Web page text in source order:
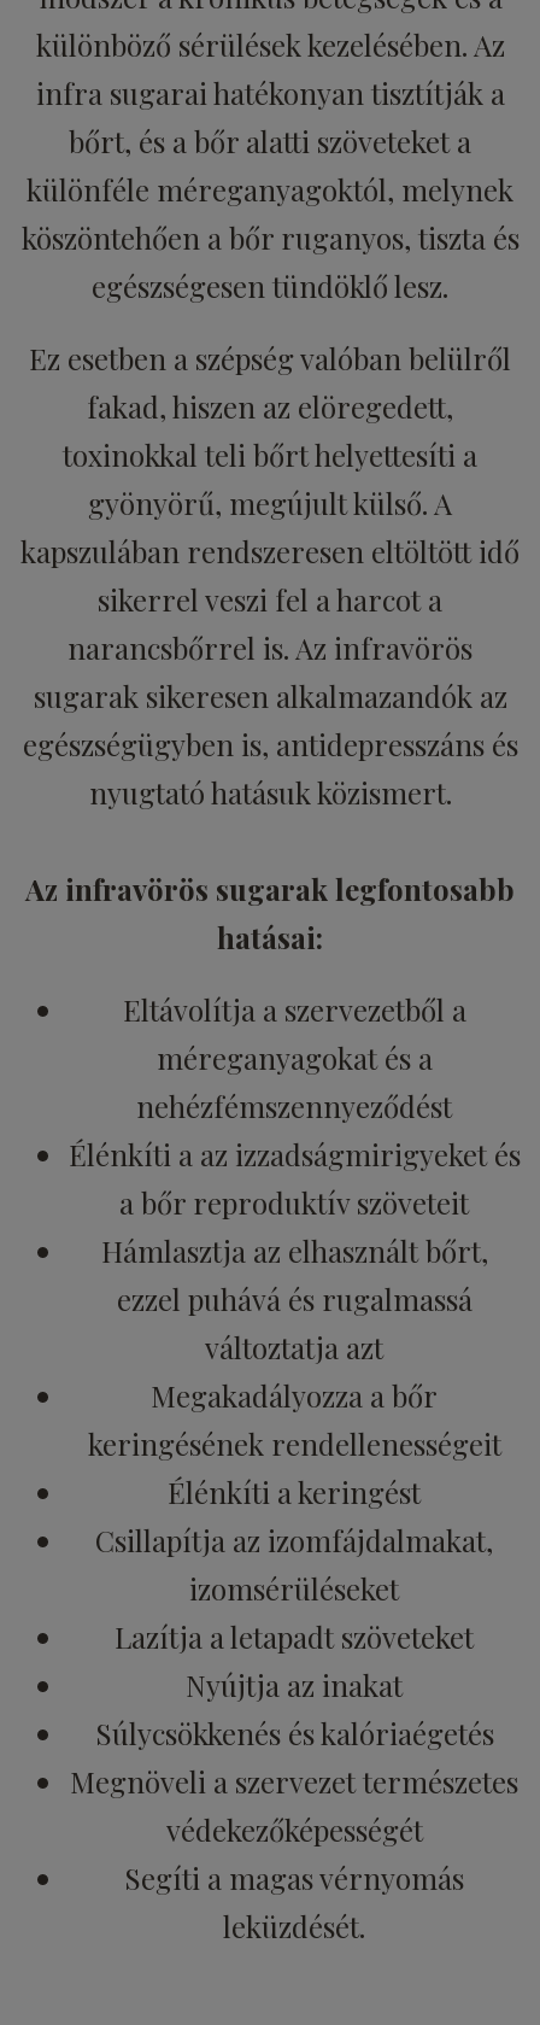
különböző sérülések kezelésében. Az
infra sugarai hatékonyan tisztítják a
bőrt, és a bőr alatti szöveteket a
különféle méreganyagoktól, melynek
köszöntehően a bőr ruganyos, tiszta és
egészségesen tündöklő lesz.
Ez esetben a szépség valóban belülről
fakad, hiszen az elöregedett,
toxinokkal teli bőrt helyettesíti a
gyönyörű, megújult külső. A
kapszulában rendszeresen eltöltött idő
sikerrel veszi fel a harcot a
narancsbőrrel is. Az infravörös
sugarak sikeresen alkalmazandók az
egészségügyben is, antidepresszáns és
nyugtató hatásuk közismert.
Az infravörös sugarak legfontosabb
hatásai:
Eltávolítja a szervezetből a
méreganyagokat és a
nehézfémszennyeződést
Élénkíti a az izzadságmirigyeket és
a bőr reproduktív szöveteit
Hámlasztja az elhasznált bőrt,
ezzel puhává és rugalmassá
változtatja azt
Megakadályozza a bőr
keringésének rendellenességeit
Élénkíti a keringést
Csillapítja az izomfájdalmakat,
izomsérüléseket
Lazítja a letapadt szöveteket
Nyújtja az inakat
Súlycsökkenés és kalóriaégetés
Megnöveli a szervezet természetes
védekezőképességét
Segíti a magas vérnyomás
leküzdését.